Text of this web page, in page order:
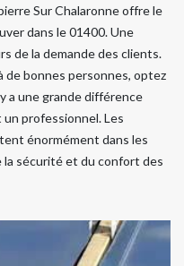
Sur Chalaronne offre le
dans le 01400. Une
de la demande des clients.
de bonnes personnes, optez
a une grande différence
professionnel. Les
énormément dans les
la sécurité et du confort des